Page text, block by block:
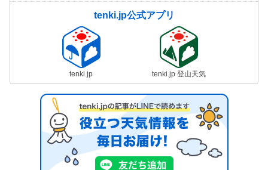
tenki.jp公式アプリ
tenki.jp tenki.jp 登山天気